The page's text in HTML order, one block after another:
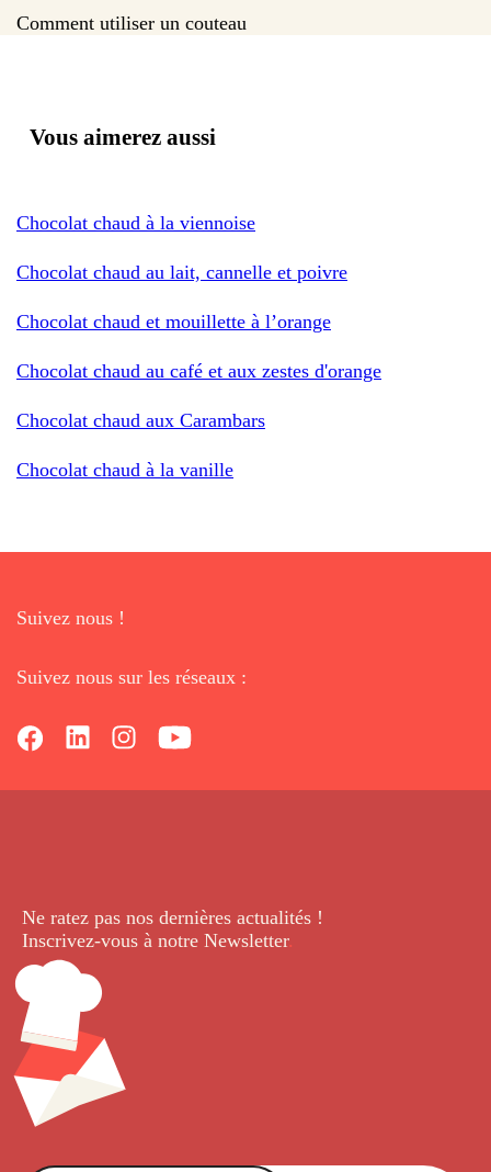
Comment utiliser un couteau
Vous aimerez aussi
Chocolat chaud à la viennoise
Chocolat chaud au lait, cannelle et poivre
Chocolat chaud et mouillette à l’orange
Chocolat chaud au café et aux zestes d'orange
Chocolat chaud aux Carambars
Chocolat chaud à la vanille
Suivez nous !
Suivez nous sur les réseaux :
Ne ratez pas nos dernières actualités !
Inscrivez-vous à notre Newsletter.